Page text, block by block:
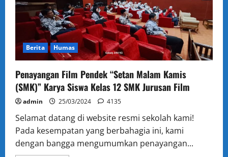
Jakarta
Lolos
Seleksi
Nasional
Berdasarkan
Prestasi
(SNBP)
2024
Berita Humas
Penayangan Film Pendek “Setan Malam Kamis
(SMK)” Karya Siswa Kelas 12 SMK Jurusan Film
admin 25/03/2024 4135
Selamat datang di website resmi sekolah kami!
Pada kesempatan yang berbahagia ini, kami
dengan bangga mengumumkan penayangan...